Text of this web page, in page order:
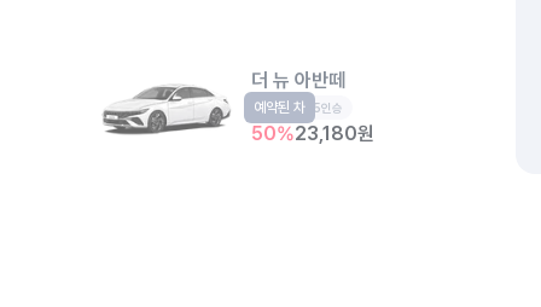
더 뉴 아반떼
준중형 5인승
50%23,180원
예약된 차